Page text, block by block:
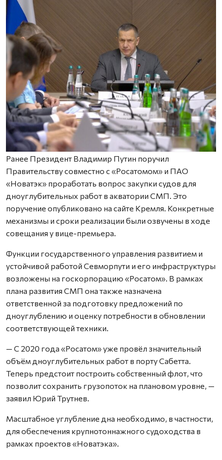
Ранее Президент Владимир Путин поручил
Правительству совместно с «Росатомом» и ПАО
«Новатэк» проработать вопрос закупки судов для
дноуглубительных работ в акватории СМП. Это
поручение опубликовано на сайте Кремля. Конкретные
механизмы и сроки реализации были озвучены в ходе
совещания у вице-премьера.
Функции государственного управления развитием и
устойчивой работой Севморпути и его инфраструктуры
возложены на госкорпорацию «Росатом». В рамках
плана развития СМП она также назначена
ответственной за подготовку предложений по
дноуглублению и оценку потребности в обновлении
соответствующей техники.
— С 2020 года «Росатом» уже провёл значительный
объём дноуглубительных работ в порту Сабетта.
Теперь предстоит построить собственный флот, что
позволит сохранить грузопоток на плановом уровне, —
заявил Юрий Трутнев.
Масштабное углубление дна необходимо, в частности,
для обеспечения крупнотоннажного судоходства в
рамках проектов «Новатэка».